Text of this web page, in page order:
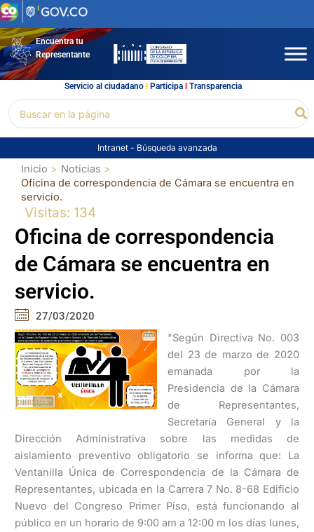
Ir
al
contenidoEncuentra tu
Representante
Servicio al ciudadano l Participal Transparencia
por:
Intranet - Búsqueda avanzada
Inicio
Noticias
Oficina de correspondencia de Cámara se encuentra en
servicio.
Visitas: 134
Oficina de correspondencia
de Cámara se encuentra en
servicio.
27/03/2020
"Según Directiva No. 003
del 23 de marzo de 2020
emanada por la
Presidencia de la Cámara
de Representantes,
Secretaría General y la
Dirección Administrativa sobre las medidas de
aislamiento preventivo obligatorio se informa que: La
Ventanilla Única de Correspondencia de la Cámara de
Representantes, ubicada en la Carrera 7 No. 8-68 Edificio
Nuevo del Congreso Primer Piso, está funcionando al
público en un horario de 9:00 am a 12:00 m los días lunes,